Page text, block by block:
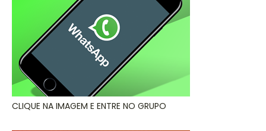
CLIQUE NA IMAGEM E ENTRE NO GRUPO